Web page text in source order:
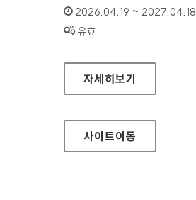
인증기간 :
2026.04.19 ~ 2027.04.18
상태 :
유효
목포시청
자세히보기
사이트이동